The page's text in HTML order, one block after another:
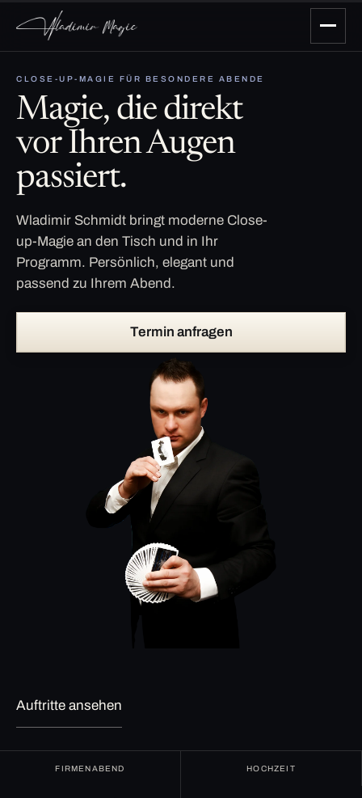
CLOSE-UP-MAGIE FÜR BESONDERE ABENDE
Magie, die direkt
vor Ihren Augen
passiert.
Wladimir Schmidt bringt moderne Close-
up-Magie an den Tisch und in Ihr
Programm. Persönlich, elegant und
passend zu Ihrem Abend.
Termin anfragen
Auftritte ansehen
FIRMENABEND HOCHZEIT